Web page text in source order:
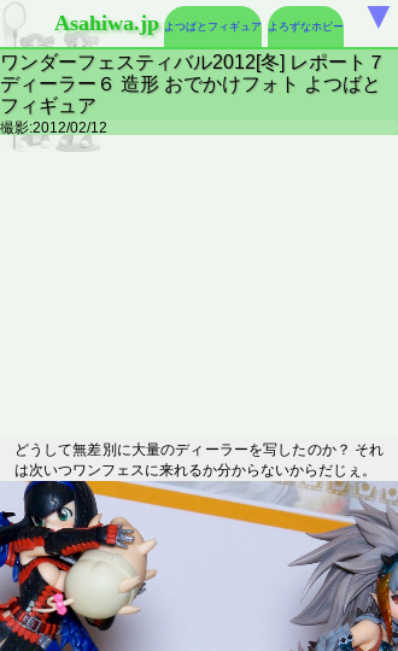
Asahiwa.jp よつばとフィギュア よろずなホビー
ワンダーフェスティバル2012[冬] レポート７
ディーラー６ 造形 おでかけフォト よつばと
フィギュア
撮影:2012/02/12
どうして無差別に大量のディーラーを写したのか？ それ
は次いつワンフェスに来れるか分からないからだじぇ。
▼